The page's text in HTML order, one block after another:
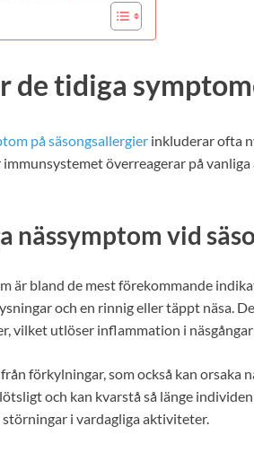
de tidiga
på säsongsallergier inkluderar ofta
överreagerar på
nässymptom vid
är bland de mest förekommande
och en rinnig eller täppt näsa.
vilket utlöser inflammation i
förkylningar, som också kan
och kan kvarstå så länge
störningar i vardagliga aktiviteter.